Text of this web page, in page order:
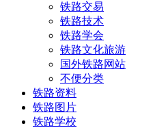
铁路交易
铁路技术
铁路学会
铁路文化旅游
国外铁路网站
不便分类
铁路资料
铁路图片
铁路学校